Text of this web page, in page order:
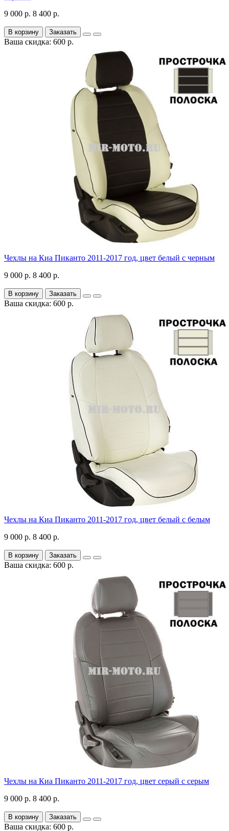
9 000 р. 8 400 р.
В корзину Заказать
Ваша скидка: 600 р.
Чехлы на Киа Пиканто 2011-2017 год, цвет белый с черным
9 000 р. 8 400 р.
В корзину Заказать
Ваша скидка: 600 р.
Чехлы на Киа Пиканто 2011-2017 год, цвет белый с белым
9 000 р. 8 400 р.
В корзину Заказать
Ваша скидка: 600 р.
Чехлы на Киа Пиканто 2011-2017 год, цвет серый с серым
9 000 р. 8 400 р.
В корзину Заказать
Ваша скидка: 600 р.